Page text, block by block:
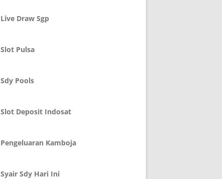
Live Draw Sgp
Slot Pulsa
Sdy Pools
Slot Deposit Indosat
Pengeluaran Kamboja
Syair Sdy Hari Ini